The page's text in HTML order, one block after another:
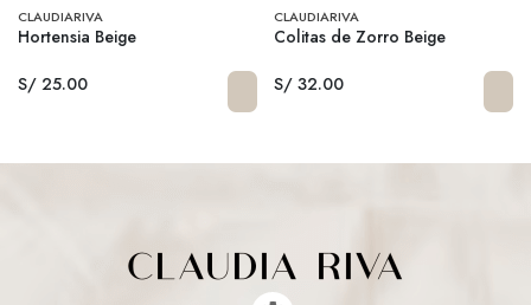
CLAUDIARIVA
Hortensia Beige
S/ 25.00
CLAUDIARIVA
Colitas de Zorro Beige
S/ 32.00